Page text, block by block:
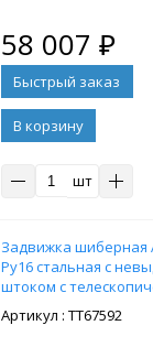
58 007 ₽
В корзину
шт
Задвижка шиберная
Ру16 стальная с
штоком с
1700-2900 мм, на
управление Т-
: ТТ67592